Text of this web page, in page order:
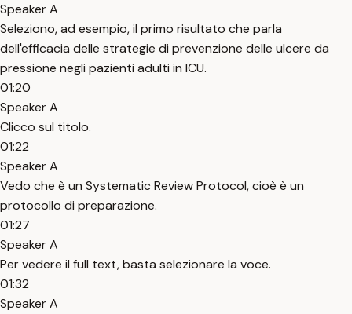
Speaker A
Seleziono, ad esempio, il primo risultato che parla
dell'efficacia delle strategie di prevenzione delle ulcere da
pressione negli pazienti adulti in ICU.
01:20
Speaker A
Clicco sul titolo.
01:22
Speaker A
Vedo che è un Systematic Review Protocol, cioè è un
protocollo di preparazione.
01:27
Speaker A
Per vedere il full text, basta selezionare la voce.
01:32
Speaker A